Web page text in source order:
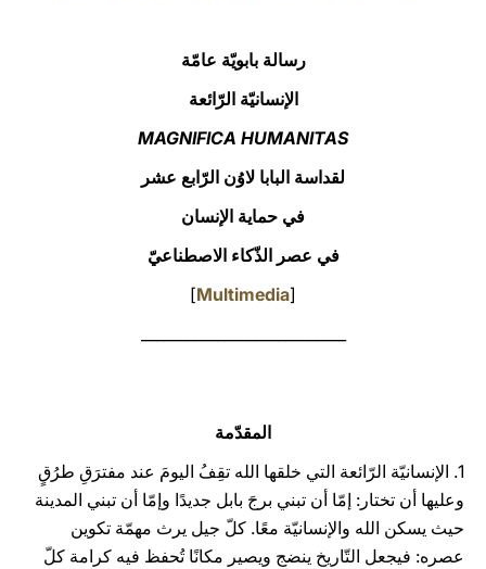
中文
LATINE
رسالة بابويّة عامّة
الإنسانيّة الرّائعة
MAGNIFICA HUMANITAS
لقداسة البابا لاوُن الرّابع عشر
في حماية الإنسان
في عصر الذّكاء الاصطناعيّ
[
Multimedia
]
المقدّمة
1. الإنسانيّة الرّائعة التي خلقها الله تقِفُ اليومَ عند مفترَقِ طرُقٍ
وعليها أن تختار: إمّا أن تبني برجَ بابل جديدًا وإمّا أن تبني المدينة
حيث يسكن الله والإنسانيّة معًا. كلّ جيل يرث مهمّة تكوين
عصره: فيجعل التّاريخ ينضج ويصير مكانًا تُحفظ فيه كرامة كلّ